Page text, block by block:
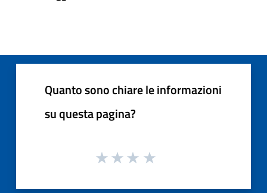
Quanto sono chiare le informazioni
su questa pagina?